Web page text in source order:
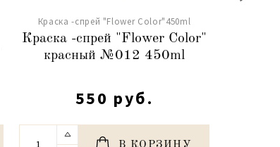
Краска -спрей "Flower Color"450ml
Краска -спрей "Flower Color"
красный №012 450ml
550 руб.